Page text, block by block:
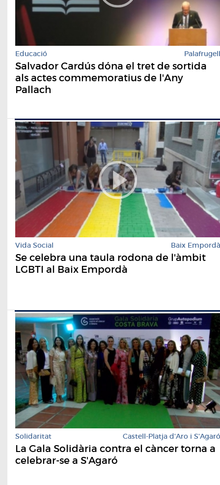
Educació Palafrugell
Salvador Cardús dóna el tret de sortida
als actes commemoratius de l'Any
Pallach
Vida Social Baix Empordà
Se celebra una taula rodona de l'àmbit
LGBTI al Baix Empordà
Solidaritat Castell-Platja d'Aro i S'Agaró
La Gala Solidària contra el càncer torna a
celebrar-se a S'Agaró